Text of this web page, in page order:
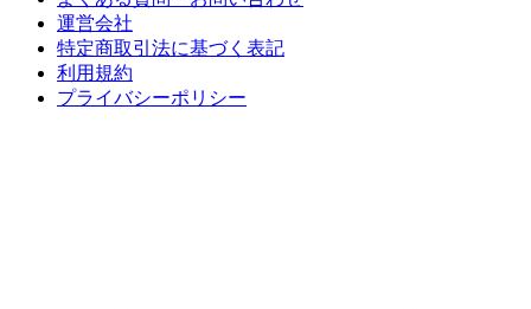
運営会社
特定商取引法に基づく表記
利用規約
プライバシーポリシー